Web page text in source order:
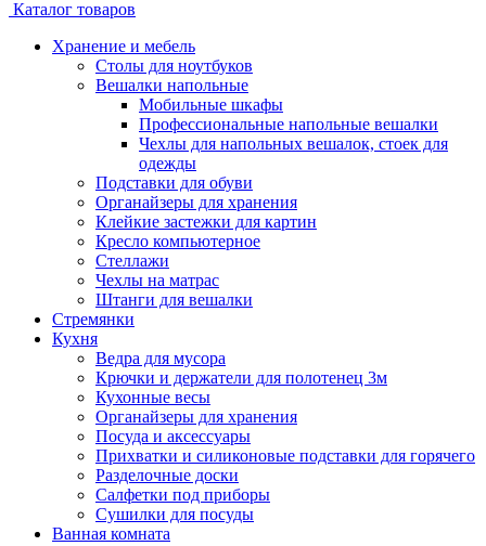
Каталог товаров
Хранение и мебель
Столы для ноутбуков
Вешалки напольные
Мобильные шкафы
Профессиональные напольные вешалки
Чехлы для напольных вешалок, стоек для
одежды
Подставки для обуви
Органайзеры для хранения
Клейкие застежки для картин
Кресло компьютерное
Стеллажи
Чехлы на матрас
Штанги для вешалки
Стремянки
Кухня
Ведра для мусора
Крючки и держатели для полотенец 3м
Кухонные весы
Органайзеры для хранения
Посуда и аксессуары
Прихватки и силиконовые подставки для горячего
Разделочные доски
Салфетки под приборы
Сушилки для посуды
Ванная комната